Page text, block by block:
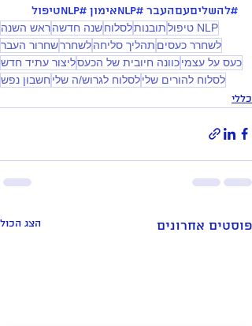
#להשליםעםהעבר #NLPאימון #NLPטיפול
NLP טיפול תובנותלסלוחשנה חדשהראש השנה
לשחרר כעסים תהליך סליחהלשחררשחרור העבר
כעס על עצמיכוונה חיובית של הכעסליצור עתיד חדש
לסלוח להורים שלילסלוח לגרוש/ה שלי חשבון נפש
כללי
פוסטים אחרונים הצג הכול